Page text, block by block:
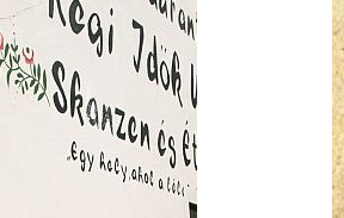
papiruszok
(2324)
bejegyzéshez